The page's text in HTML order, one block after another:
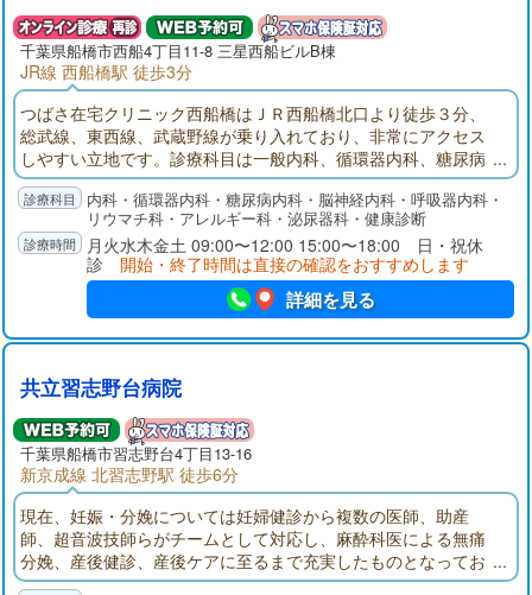
千葉県船橋市西船4丁目11-8 三星西船ビルB棟
JR線 西船橋駅 徒歩3分
つばさ在宅クリニック西船橋はＪＲ西船橋北口より徒歩３分、
総武線、東西線、武蔵野線が乗り入れており、非常にアクセス
しやすい立地です。診療科目は一般内科、循環器内科、糖尿病
内科、脳神経内科、リウマチ科、呼吸器内科、アレルギー科の
ほか、禁煙外来、睡眠時無呼吸症候群外来など幅広く診療を行
っております。土曜日18時まで外来診察が可能、ＷＥＢ予約も
受け付けており、待ち時間が短くなるよう工夫しております。
内科・循環器内科・糖尿病内科・脳神経内科・呼吸器内科・
リウマチ科・アレルギー科・泌尿器科・健康診断
月火水木金土 09:00〜12:00 15:00〜18:00 日・祝休
診 開始・終了時間は直接の確認をおすすめします
詳細を見る
共立習志野台病院
千葉県船橋市習志野台4丁目13-16
新京成線 北習志野駅 徒歩6分
現在、妊娠・分娩については妊婦健診から複数の医師、助産
師、超音波技師らがチームとして対応し、麻酔科医による無痛
分娩、産後健診、産後ケアに至るまで充実したものとなってお
り、妊婦とそのご家族に安心していただける環境が整っていま